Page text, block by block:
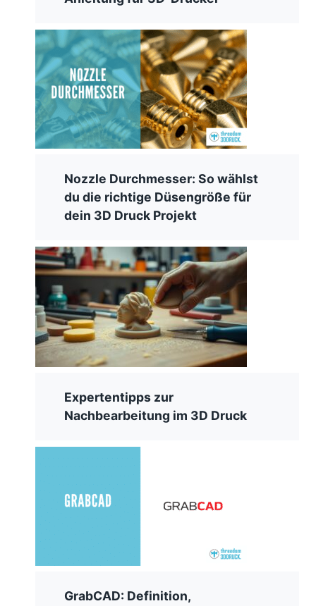
Nozzle Durchmesser: So wählst
du die richtige Düsengröße für
dein 3D Druck Projekt
Expertentipps zur
Nachbearbeitung im 3D Druck
GrabCAD: Definition,